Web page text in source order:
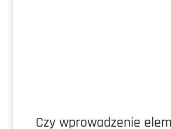
Czy wprowadzenie